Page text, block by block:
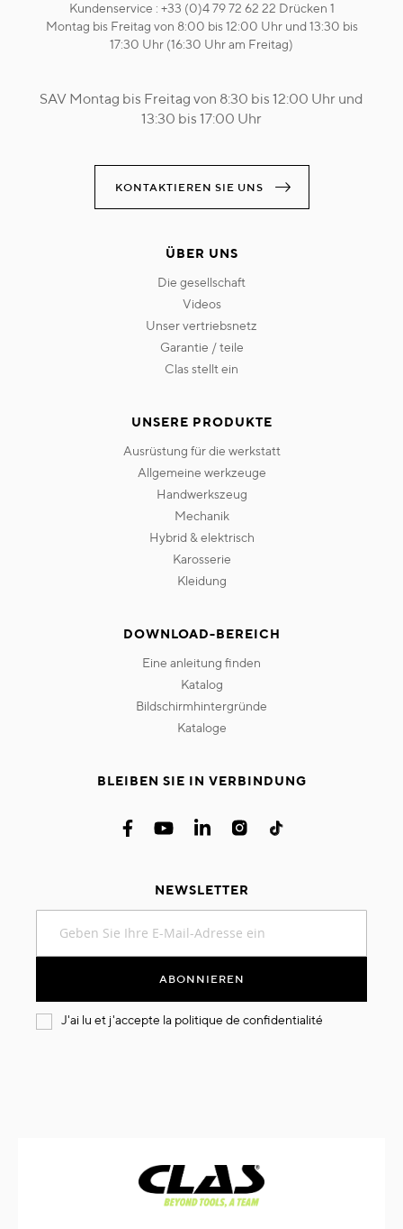
Kundenservice : +33 (0)4 79 72 62 22 Drücken 1
Montag bis Freitag von 8:00 bis 12:00 Uhr und 13:30 bis
17:30 Uhr (16:30 Uhr am Freitag)
SAV Montag bis Freitag von 8:30 bis 12:00 Uhr und
13:30 bis 17:00 Uhr
KONTAKTIEREN SIE UNS
ÜBER UNS
die gesellschaft
videos
unser vertriebsnetz
garantie / teile
clas stellt ein
UNSERE PRODUKTE
ausrüstung für die werkstatt
allgemeine werkzeuge
handwerkszeug
mechanik
hybrid & elektrisch
karosserie
kleidung
DOWNLOAD-BEREICH
eine anleitung finden
katalog
bildschirmhintergründe
kataloge
BLEIBEN SIE IN VERBINDUNG
NEWSLETTER
sich
an:
ABONNIEREN
J'ai lu et j'accepte la politique de confidentialité